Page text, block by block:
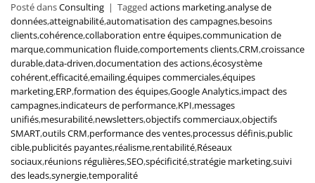
Posté dansConsulting | Tagged actions marketing,analyse de
données,atteignabilité,automatisation des campagnes,besoins
clients,cohérence,collaboration entre équipes,communication de
marque,communication fluide,comportements clients,CRM,croissance
durable,data-driven,documentation des actions,écosystème
cohérent,efficacité,emailing,équipes commerciales,équipes
marketing,ERP,formation des équipes,Google Analytics,impact des
campagnes,indicateurs de performance,KPI,messages
unifiés,mesurabilité,newsletters,objectifs commerciaux,objectifs
SMART,outils CRM,performance des ventes,processus définis,public
cible,publicités payantes,réalisme,rentabilité,Réseaux
sociaux,réunions régulières,SEO,spécificité,stratégie marketing,suivi
des leads,synergie,temporalité